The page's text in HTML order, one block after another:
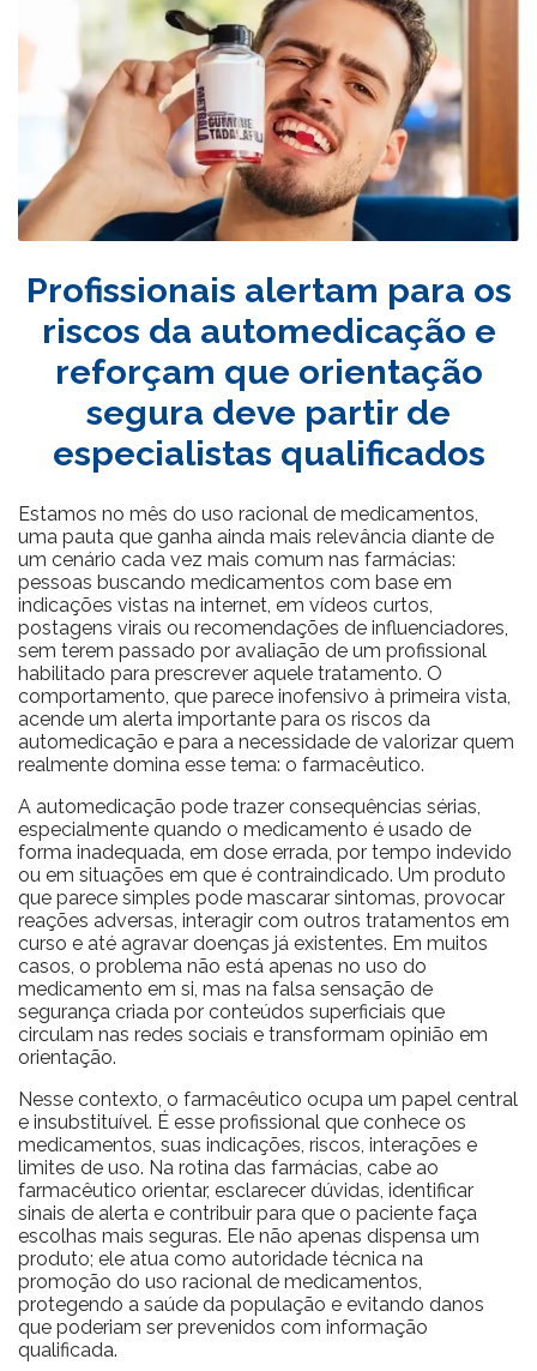
Profissionais alertam para os
riscos da automedicação e
reforçam que orientação
segura deve partir de
especialistas qualificados
Estamos no mês do uso racional de medicamentos,
uma pauta que ganha ainda mais relevância diante de
um cenário cada vez mais comum nas farmácias:
pessoas buscando medicamentos com base em
indicações vistas na internet, em vídeos curtos,
postagens virais ou recomendações de influenciadores,
sem terem passado por avaliação de um profissional
habilitado para prescrever aquele tratamento. O
comportamento, que parece inofensivo à primeira vista,
acende um alerta importante para os riscos da
automedicação e para a necessidade de valorizar quem
realmente domina esse tema: o farmacêutico.
A automedicação pode trazer consequências sérias,
especialmente quando o medicamento é usado de
forma inadequada, em dose errada, por tempo indevido
ou em situações em que é contraindicado. Um produto
que parece simples pode mascarar sintomas, provocar
reações adversas, interagir com outros tratamentos em
curso e até agravar doenças já existentes. Em muitos
casos, o problema não está apenas no uso do
medicamento em si, mas na falsa sensação de
segurança criada por conteúdos superficiais que
circulam nas redes sociais e transformam opinião em
orientação.
Nesse contexto, o farmacêutico ocupa um papel central
e insubstituível. É esse profissional que conhece os
medicamentos, suas indicações, riscos, interações e
limites de uso. Na rotina das farmácias, cabe ao
farmacêutico orientar, esclarecer dúvidas, identificar
sinais de alerta e contribuir para que o paciente faça
escolhas mais seguras. Ele não apenas dispensa um
produto; ele atua como autoridade técnica na
promoção do uso racional de medicamentos,
protegendo a saúde da população e evitando danos
que poderiam ser prevenidos com informação
qualificada.